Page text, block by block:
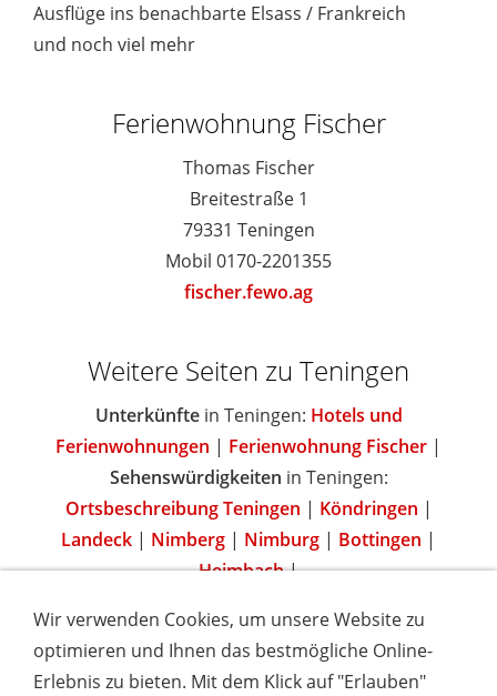
Ausflüge ins benachbarte Elsass / Frankreich
und noch viel mehr
Ferienwohnung Fischer
Thomas Fischer
Breitestraße 1
79331 Teningen
Mobil 0170-2201355
fischer.fewo.ag
Weitere Seiten zu Teningen
Unterkünftein Teningen: Hotels und
Ferienwohnungen | Ferienwohnung Fischer |
Sehenswürdigkeiten in Teningen:
Ortsbeschreibung Teningen | Köndringen |
Landeck | Nimberg | Nimburg | Bottingen |
Heimbach|
IMPRESSUM COOKIES & DATENSCHUTZ AGB
Wir verwenden Cookies, um unsere Website zu
optimieren und Ihnen das bestmögliche Online-
Erlebnis zu bieten. Mit dem Klick auf "Erlauben"